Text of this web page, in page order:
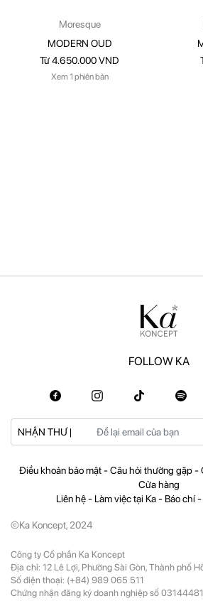
Moresque
MODERN OUD
Từ 4.650.000 VND
Xem 1 phiên bản
FOLLOW KA
NHẬN THƯ |
Điều khoản bảo mật-Câu hỏi thường gặp-
Cửa hàng
Liên hệ- Làm việc tại Ka- Báo chí-
©Ka Koncept, 2024
Công ty Cổ phần Ka Koncept
Địa chỉ: 12 Lê Lợi, Phường Sài Gòn, Thành phố
Số điện thoại: (+84) 989 065 511
Chứng nhận đăng ký doanh nghiệp số